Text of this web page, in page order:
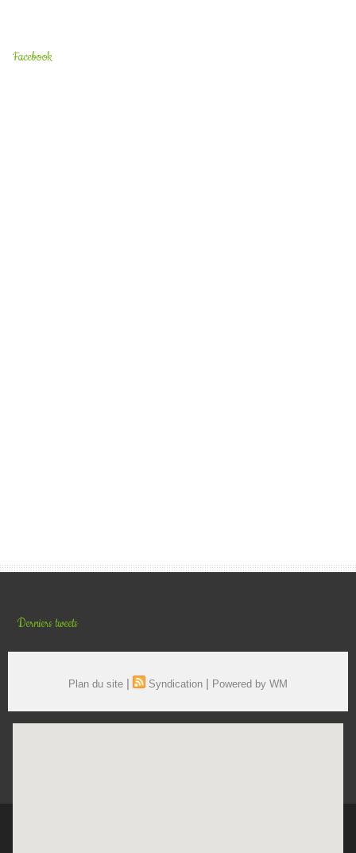
Facebook
Derniers tweets
Plan du site | Syndication | Powered by WM